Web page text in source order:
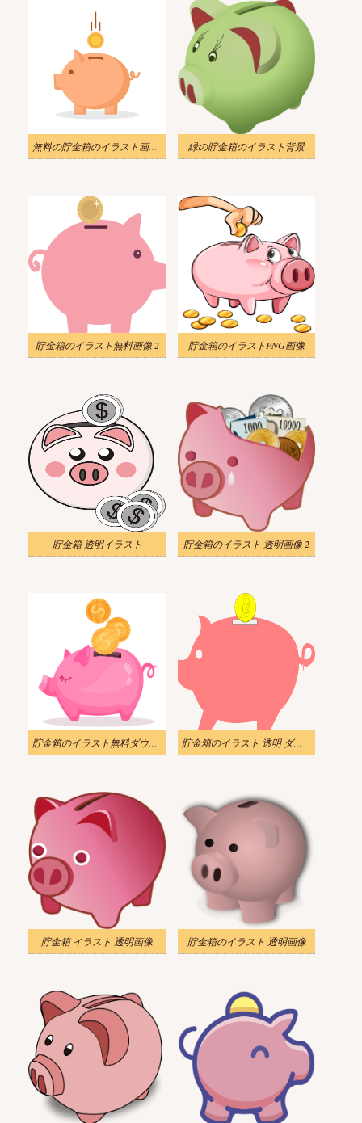
無料の貯金箱のイラスト画像 3 緑の貯金箱のイラスト背景
貯金箱のイラスト無料画像 2 貯金箱のイラストPNG画像
貯金箱 透明イラスト 貯金箱のイラスト 透明画像 2
貯金箱のイラスト無料ダウンロード 貯金箱のイラスト 透明 ダウンロード
貯金箱 イラスト 透明画像 貯金箱のイラスト 透明画像